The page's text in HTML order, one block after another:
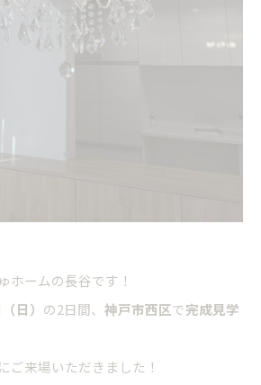
ホームの長谷です！
日） の2日間、 神戸市西区で完成見学
ご来場いただきました！